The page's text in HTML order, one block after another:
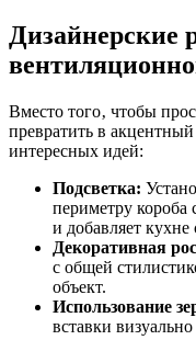
Дизайнерские
Вместо того‚ чтобы
превратить в
интересных идей:
Подсветка:
периметру короба
и добавляет
Декоративная
с общей
объект.
Использование
вставки